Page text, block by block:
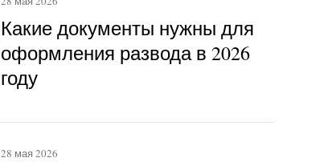
Какие документы нужны для
оформления развода в 2026
году
28 мая 2026